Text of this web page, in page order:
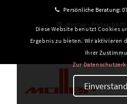
Persönliche Beratung:
Montag – Freitag:
Ladengeschäft in
B2B-
Diese Website benutzt Cookies
Ergebnis zu bieten. Wir aktivieren
Ihrer
Zur